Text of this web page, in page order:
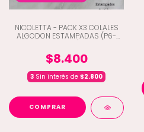
NICOLETTA - PACK X3 COLALES
ALGODON ESTAMPADAS (P6-
$8.400
3 Sin interés de $2.800
COMPRAR